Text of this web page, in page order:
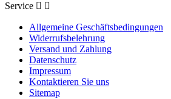
Service  
Allgemeine Geschäftsbedingungen
Widerrufsbelehrung
Versand und Zahlung
Datenschutz
Impressum
Kontaktieren Sie uns
Sitemap